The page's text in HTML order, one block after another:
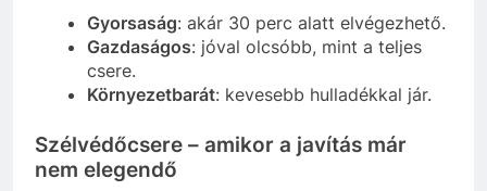
Gyorsaság: akár 30 perc alatt elvégezhető.
Gazdaságos: jóval olcsóbb, mint a teljes
csere.
Környezetbarát: kevesebb hulladékkal jár.
Szélvédőcsere – amikor a javítás már
nem elegendő